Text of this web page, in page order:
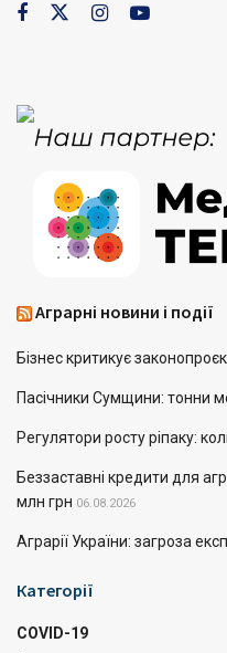
Аграрні новини і події
Бізнес критикує
Пасічники Сумщини: тонни
Регулятори росту ріпаку:
Беззаставні кредити для
млн грн 06.08.2026
Аграрії України: загроза
Категорії
COVID-19